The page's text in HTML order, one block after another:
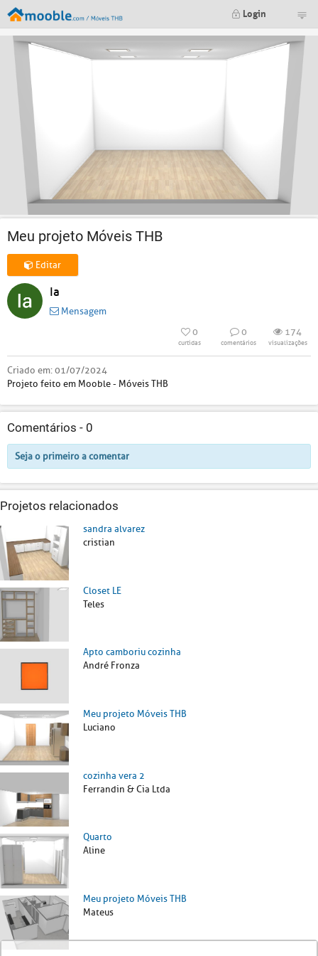
Login
Meu projeto Móveis THB
Editar
Ia
Mensagem
0
curtidas
0
comentários
174
visualizações
Criado em:01/07/2024
Projeto feito em Mooble - Móveis THB
Comentários - 0
Seja o primeiro a comentar
Projetos relacionados
sandra alvarez
cristian
Closet LE
Teles
Apto camboriu cozinha
André Fronza
Meu projeto Móveis THB
Luciano
cozinha vera 2
Ferrandin & Cia Ltda
Quarto
Aline
Meu projeto Móveis THB
Mateus